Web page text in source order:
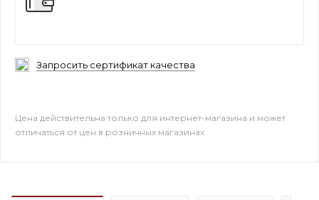
Запросить сертификат качества
Цена действительна только для интернет-магазина и может
отличаться от цен в розничных магазинах